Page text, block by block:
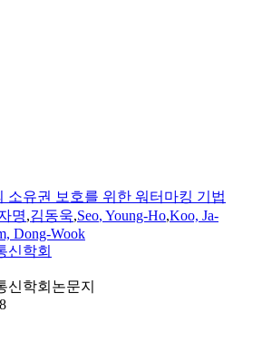
소유권 보호를 위한 워터마킹 기법
명,김동욱,Seo, Young-Ho,Koo, Ja-
Dong-Wook
신학회
신학회논문지